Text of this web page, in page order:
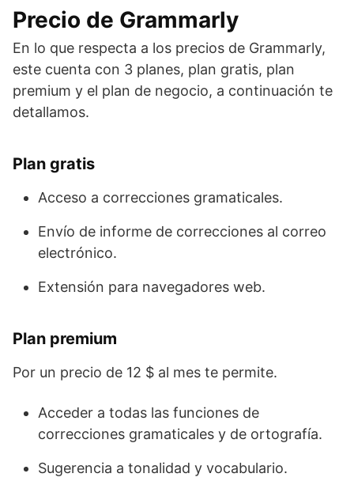
Precio de Grammarly
En lo que respecta a los precios de Grammarly,
este cuenta con 3 planes, plan gratis, plan
premium y el plan de negocio, a continuación te
detallamos.
Plan gratis
Acceso a correcciones gramaticales.
Envío de informe de correcciones al correo
electrónico.
Extensión para navegadores web.
Plan premium
Por un precio de 12 $ al mes te permite.
Acceder a todas las funciones de
correcciones gramaticales y de ortografía.
Sugerencia a tonalidad y vocabulario.